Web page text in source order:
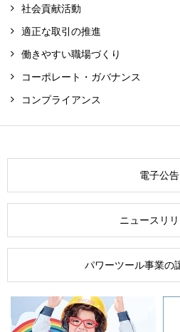
社会貢献活動
適正な取引の推進
働きやすい職場づくり
コーポレート・ガバナンス
コンプライアンス
電子公告
ニュースリ
パワーツール事業の